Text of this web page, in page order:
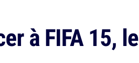
à FIFA 15, le